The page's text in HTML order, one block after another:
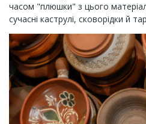
часом "плюшки" з цього
сучасні каструлі, сковорідки й